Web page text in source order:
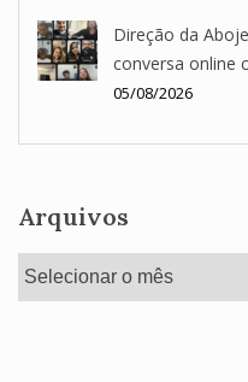
Direção da
conversa online
05/08/2026
Arquivos
Arquivos